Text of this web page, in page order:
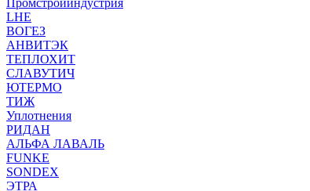
Промстройиндустрия
LHE
ВОГЕЗ
АНВИТЭК
ТЕПЛОХИТ
СЛАВУТИЧ
ЮТЕРМО
ТИЖ
Уплотнения
РИДАН
АЛЬФА ЛАВАЛЬ
FUNKE
SONDEX
ЭТРА